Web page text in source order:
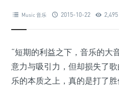
Music 音乐 2015-10-22 2,495
“短期的利益之下，音乐的大
意力与吸引力，但却损失了
乐的本质之上，真的是打了胜